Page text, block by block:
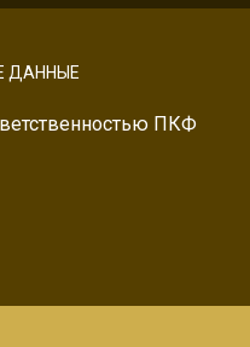
ДАННЫЕ
ПКФ